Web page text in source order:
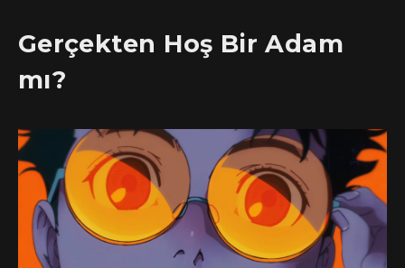
Gerçekten Hoş Bir Adam
mı?